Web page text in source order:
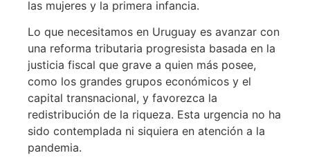
las mujeres y la primera infancia.
Lo que necesitamos en Uruguay es avanzar con
una reforma tributaria progresista basada en la
justicia fiscal que grave a quien más posee,
como los grandes grupos económicos y el
capital transnacional, y favorezca la
redistribución de la riqueza. Esta urgencia no ha
sido contemplada ni siquiera en atención a la
pandemia.